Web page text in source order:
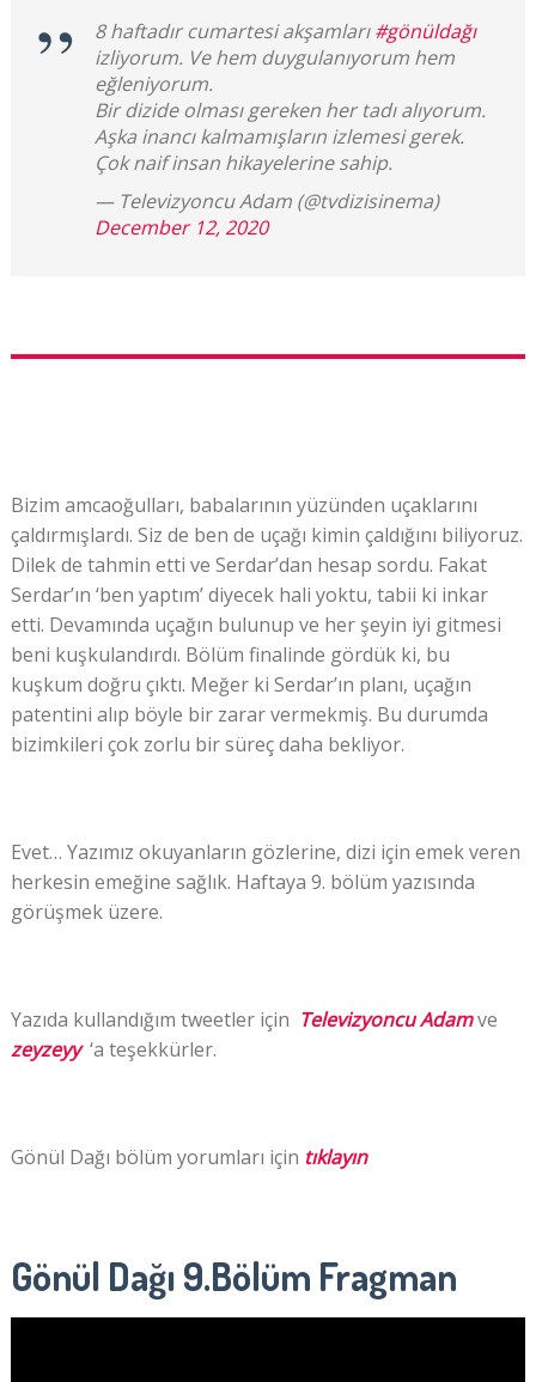
8 haftadır cumartesi akşamları#gönüldağı
izliyorum. Ve hem duygulanıyorum hem
eğleniyorum.
Bir dizide olması gereken her tadı alıyorum.
Aşka inancı kalmamışların izlemesi gerek.
Çok naif insan hikayelerine sahip.
— Televizyoncu Adam (@tvdizisinema)
December 12, 2020
Bizim amcaoğulları, babalarının yüzünden uçaklarını
çaldırmışlardı. Siz de ben de uçağı kimin çaldığını biliyoruz.
Dilek de tahmin etti ve Serdar’dan hesap sordu. Fakat
Serdar’ın ‘ben yaptım’ diyecek hali yoktu, tabii ki inkar
etti. Devamında uçağın bulunup ve her şeyin iyi gitmesi
beni kuşkulandırdı. Bölüm finalinde gördük ki, bu
kuşkum doğru çıktı. Meğer ki Serdar’ın planı, uçağın
patentini alıp böyle bir zarar vermekmiş. Bu durumda
bizimkileri çok zorlu bir süreç daha bekliyor.
Evet… Yazımız okuyanların gözlerine, dizi için emek veren
herkesin emeğine sağlık. Haftaya 9. bölüm yazısında
görüşmek üzere.
Yazıda kullandığım tweetler için Televizyoncu Adamve
zeyzeyy‘a teşekkürler.
Gönül Dağı bölüm yorumları için tıklayın
Gönül Dağı 9.Bölüm Fragman